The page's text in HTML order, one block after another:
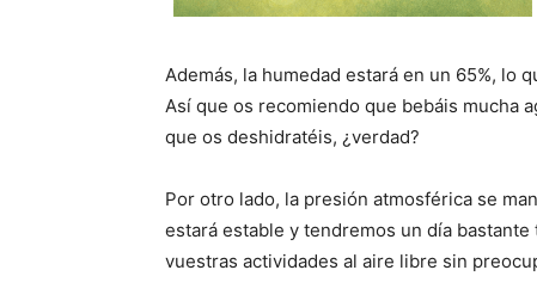
Además, la humedad estará en un 65%, lo
Así que os recomiendo que bebáis mucha
que os deshidratéis, ¿verdad?
Por otro lado, la presión atmosférica se
estará estable y tendremos un día
vuestras actividades al aire libre sin